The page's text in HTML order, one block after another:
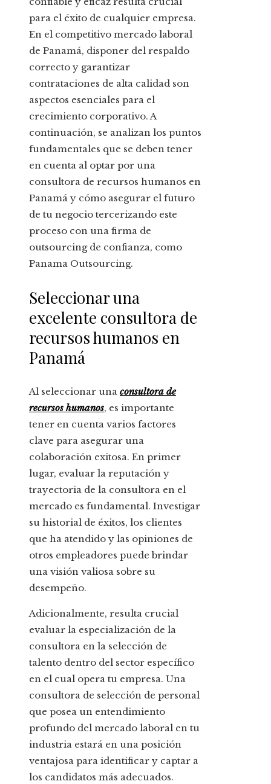
para el éxito de cualquier empresa.
En el competitivo mercado laboral
de Panamá, disponer del respaldo
correcto y garantizar
contrataciones de alta calidad son
aspectos esenciales para el
crecimiento corporativo. A
continuación, se analizan los puntos
fundamentales que se deben tener
en cuenta al optar por una
consultora de recursos humanos en
Panamá y cómo asegurar el futuro
de tu negocio tercerizando este
proceso con una firma de
outsourcing de confianza, como
Panama Outsourcing.
Seleccionar una
excelente consultora de
recursos humanos en
Panamá
Al seleccionar una consultora de
recursos humanos, es importante
tener en cuenta varios factores
clave para asegurar una
colaboración exitosa. En primer
lugar, evaluar la reputación y
trayectoria de la consultora en el
mercado es fundamental. Investigar
su historial de éxitos, los clientes
que ha atendido y las opiniones de
otros empleadores puede brindar
una visión valiosa sobre su
desempeño.
Adicionalmente, resulta crucial
evaluar la especialización de la
consultora en la selección de
talento dentro del sector específico
en el cual opera tu empresa. Una
consultora de selección de personal
que posea un entendimiento
profundo del mercado laboral en tu
industria estará en una posición
ventajosa para identificar y captar a
los candidatos más adecuados.